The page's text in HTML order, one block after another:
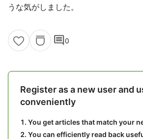
うな気がしました。
comment0
Register as a new user and
conveniently
You get articles that match your
You can efficiently read back